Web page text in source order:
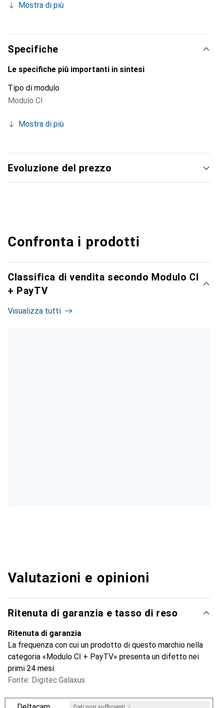
cavo dotate di interfaccia CI. Il modulo DeltaCam Twin CI
stabilità a lungo termine.
Mostra di più
Specifiche
Le specifiche più importanti in sintesi
Tipo di modulo
Modulo CI
Mostra di più
Evoluzione del prezzo
Confronta i prodotti
Classifica di vendita secondo Modulo CI
+ PayTV
Visualizza tutti
Valutazioni e opinioni
Ritenuta di garanzia e tasso di reso
Ritenuta di garanzia
La frequenza con cui un prodotto di questo marchio nella
categoria «Modulo CI + PayTV» presenta un difetto nei
primi 24 mesi.
Fonte: Digitec Galaxus